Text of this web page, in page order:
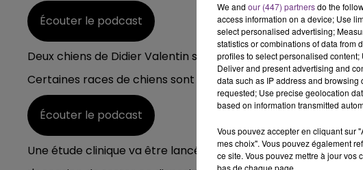
Écouter le podcast
Deux chiens de Didier Valentin sont déjà opérationnels,
Certaines races de chiens sont plus susceptibles que
Écouter le podcast
Une étude clinique va être lancée dans les prochaines
We and our (447) partnersdo the
access information on a device; Use
select personalised advertising;
statistics or combinations of data from
profiles to select personalised
Deliver and present advertising and
data such as IP address and
requested; Use precise geolocation
based on information transmitted
Vous pouvez accepter en cliquant sur
mes choix". Vous pouvez également
ce site. Vous pouvez mettre à jour vos
bas de chaque page.